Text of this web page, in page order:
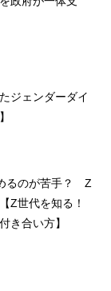
ジェンダーダイ
るのが苦手？ Z
Z世代を知る！
き合い方】